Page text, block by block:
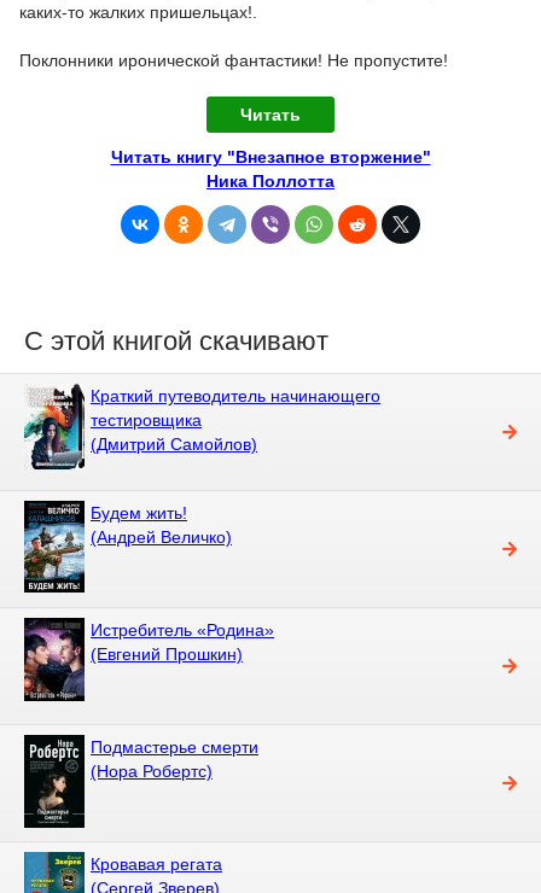
каких-то жалких пришельцах!.
Поклонники иронической фантастики! Не пропустите!
Читать
Читать книгу "Внезапное вторжение"
Ника Поллотта
С этой книгой скачивают
Краткий путеводитель начинающего
тестировщика
(Дмитрий Самойлов)
Будем жить!
(Андрей Величко)
Истребитель «Родина»
(Евгений Прошкин)
Подмастерье смерти
(Нора Робертс)
Кровавая регата
(Сергей Зверев)